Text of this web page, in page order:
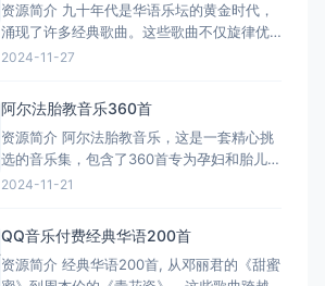
收音机或是录音机，
资源简介 九十年代是华语乐坛的黄金时代，
涌现了许多经典歌曲。这些歌曲不仅旋律优
美，而且歌词深情，成为了无数人心中的回
代的印记。 其中，《吻别》是张学友演唱的
一首经典情歌，以其深情款款的嗓音，唱出
了爱情中的无奈与释怀，
2024-11-27
阿尔法胎教音乐360首
资源简介 阿尔法胎教音乐，这是一套精心挑
选的音乐集，包含了360首专为孕妇和胎儿设
计的音乐作品。每一首都充满了温馨与和
音乐集涵盖了多种风格，既有柔和的古典音
乐，也有轻松的流行曲目，还有大自然的声
2024-11-21
QQ音乐付费经典华语200首
资源简介 经典华语200首, 从邓丽君的《甜蜜